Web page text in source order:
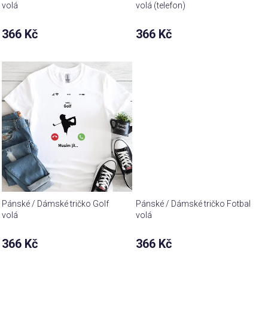
volá
366 Kč
volá (telefon)
366 Kč
Pánské / Dámské tričko Golf
volá
366 Kč
Pánské / Dámské tričko Fotbal
volá
366 Kč